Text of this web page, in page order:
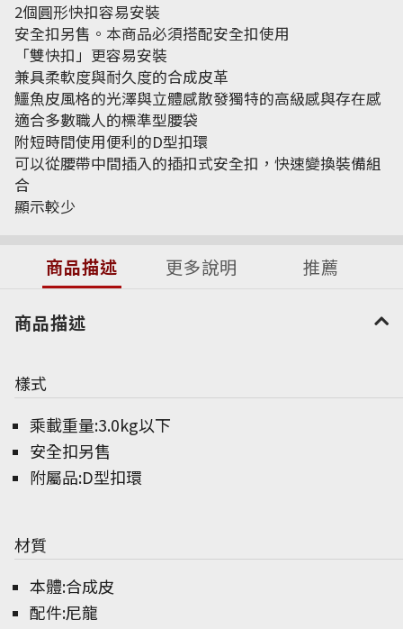
2個圓形快扣容易安裝
安全扣另售。本商品必須搭配安全扣使用
「雙快扣」更容易安裝
兼具柔軟度與耐久度的合成皮革
鱷魚皮風格的光澤與立體感散發獨特的高級感與存在感
適合多數職人的標準型腰袋
附短時間使用便利的D型扣環
可以從腰帶中間插入的插扣式安全扣，快速變換裝備組
合
顯示較少
商品描述 更多說明 推薦
商品描述
樣式
乘載重量:3.0kg以下
安全扣另售
附屬品:D型扣環
材質
本體:合成皮
配件:尼龍